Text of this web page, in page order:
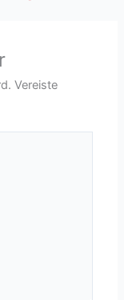
Vereiste